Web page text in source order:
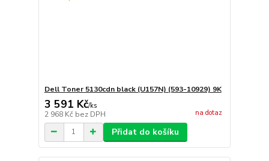
Dell Toner 5130cdn black (U157N) (593-10929) 9K
3 591 Kč/ks
2 968 Kč bez DPH na dotaz
Přidat do košíku